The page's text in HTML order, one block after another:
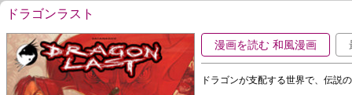
ドラゴンラスト
漫画を読む 和風漫画
ドラゴンが支配する世界で、伝説